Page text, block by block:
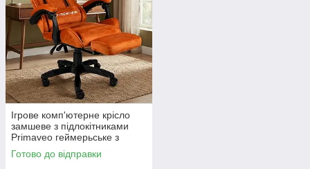
Ігрове комп'ютерне крісло
замшеве з підлокітниками
Primaveo геймерьське з
ергономічними подушками та
підніжкою 120-130х65х60 см
Готово до відправки